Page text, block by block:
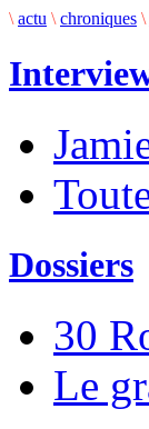
\ actu \ chroniques \
Dossiers
30
Le